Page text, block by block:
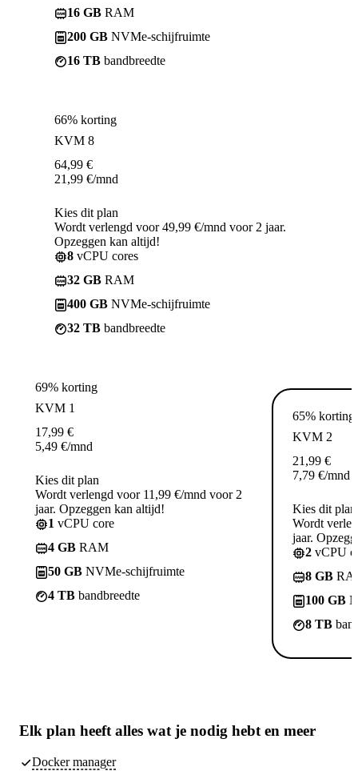
16 GB RAM
200 GB NVMe-schijfruimte
16 TB bandbreedte
66% korting
KVM 8
64,99 €
21,99 €/mnd
Kies dit plan
Wordt verlengd voor 49,99 €/mnd voor 2 jaar.
Opzeggen kan altijd!
8 vCPU cores
32 GB RAM
400 GB NVMe-schijfruimte
32 TB bandbreedte
69% korting
KVM 1
17,99 €
5,49 €/mnd
Kies dit plan
Wordt verlengd voor 11,99 €/mnd voor 2
jaar. Opzeggen kan altijd!
1 vCPU core
4 GB RAM
50 GB NVMe-schijfruimte
4 TB bandbreedte
65% korting
KVM 2
21,99 €
7,79 €/mnd
Kies dit plan
Wordt
jaar.
2 vCPU
8 GB
100 GB
8 TB
Elk plan heeft alles wat je nodig hebt en meer
Docker manager